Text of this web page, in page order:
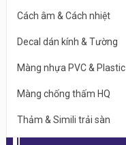
Cách âm & Cách nhiệt
Decal dán kính & Tường
Màng nhựa PVC & Plastic
Màng chống thấm HQ
Thảm & Simili trải sàn